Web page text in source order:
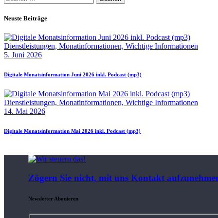
nach:
Neuste Beiträge
Dienstleistungen, Monatinformationen, Wichtige Informationen
5. Juni 2026
Digitale Monatsinformation Juni 2026 inkl. Podcast (mp3)
Dienstleistungen, Monatinformationen, Wichtige Informationen
14. Mai 2026
Digitale Monatsinformation Mai 2026 inkl. Podcast (mp3)
Zögern Sie nicht, mit uns Kontakt
Newsletter Abonieren